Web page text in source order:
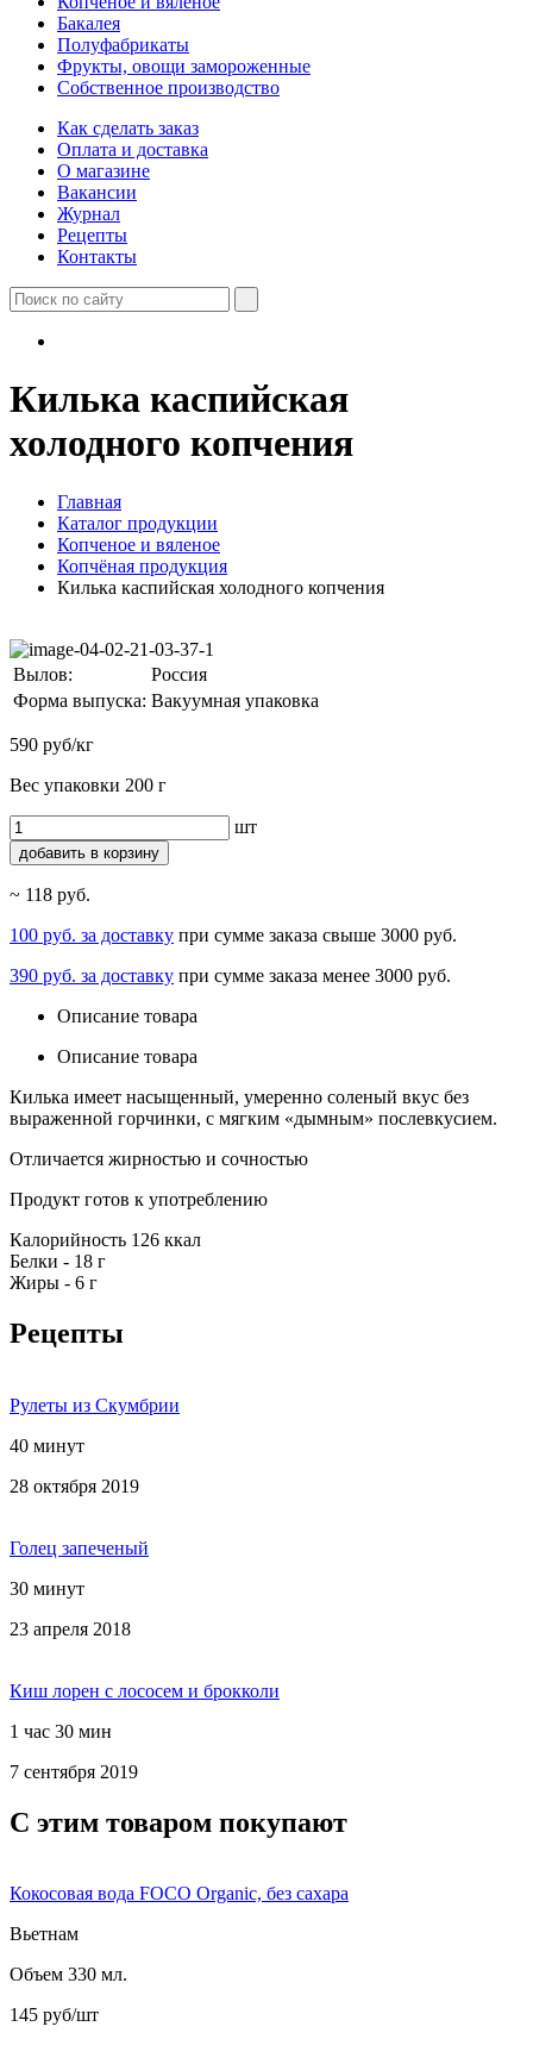
Бакалея
Полуфабрикаты
Фрукты, овощи замороженные
Собственное производство
Как сделать заказ
Оплата и доставка
О магазине
Вакансии
Журнал
Рецепты
Контакты
Килька каспийская
холодного копчения
Главная
Каталог продукции
Копченое и вяленое
Копчёная продукция
Килька каспийская холодного копчения
Вылов:
Россия
Форма выпуска: Вакуумная упаковка
590 руб/кг
Вес упаковки 200 г
шт
добавить в корзину
~ 118 руб.
100 руб. за доставку при сумме заказа свыше 3000 руб.
390 руб. за доставку при сумме заказа менее 3000 руб.
Описание товара
Описание товара
Килька имеет насыщенный, умеренно соленый вкус без
выраженной горчинки, с мягким «дымным» послевкусием.
Отличается жирностью и сочностью
Продукт готов к употреблению
Калорийность 126 ккал
Белки - 18 г
Жиры - 6 г
Рецепты
Рулеты из Скумбрии
40 минут
28 октября 2019
Голец запеченый
30 минут
23 апреля 2018
Киш лорен с лососем и брокколи
1 час 30 мин
7 сентября 2019
С этим товаром покупают
Кокосовая вода FOCO Organic, без сахара
Вьетнам
Объем 330 мл.
145 руб/шт